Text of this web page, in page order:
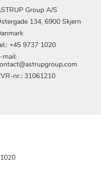
Group A/S
134, 6900 Skjern
+45 9737 1020
mail:
nr.: 31061210